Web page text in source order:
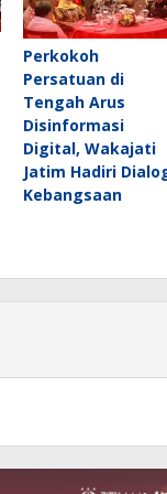
Perkokoh
Persatuan di
Tengah Arus
Disinformasi
Digital, Wakajati
Jatim Hadiri
Kebangsaan